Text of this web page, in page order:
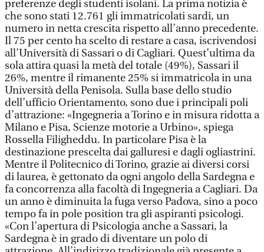
preferenze degli studenti isolani. La prima notizia è
che sono stati 12.761 gli immatricolati sardi, un
numero in netta crescita rispetto all’anno precedente.
Il 75 per cento ha scelto di restare a casa, iscrivendosi
all’Università di Sassari o di Cagliari. Quest’ultima da
sola attira quasi la metà del totale (49%), Sassari il
26%, mentre il rimanente 25% si immatricola in una
Università della Penisola. Sulla base dello studio
dell’ufficio Orientamento, sono due i principali poli
d’attrazione: «Ingegneria a Torino e in misura ridotta a
Milano e Pisa, Scienze motorie a Urbino», spiega
Rossella Filigheddu. In particolare Pisa è la
destinazione prescelta dai galluresi e dagli ogliastrini.
Mentre il Politecnico di Torino, grazie ai diversi corsi
di laurea, è gettonato da ogni angolo della Sardegna e
fa concorrenza alla facoltà di Ingegneria a Cagliari. Da
un anno è diminuita la fuga verso Padova, sino a poco
tempo fa in pole position tra gli aspiranti psicologi.
«Con l’apertura di Psicologia anche a Sassari, la
Sardegna è in grado di diventare un polo di